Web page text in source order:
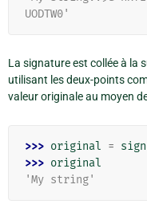
UODTW0'
La signature est collée à la
utilisant les deux-points
valeur originale au moyen
>>> original =
>>> original
'My string'